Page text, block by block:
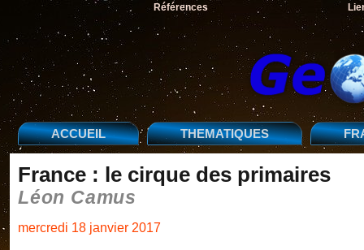
Références
ACCUEIL THEMATIQUES
France : le cirque des primaires
Léon Camus
mercredi 18 janvier 2017